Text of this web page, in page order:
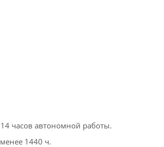
часов автономной работы.
1440 ч.